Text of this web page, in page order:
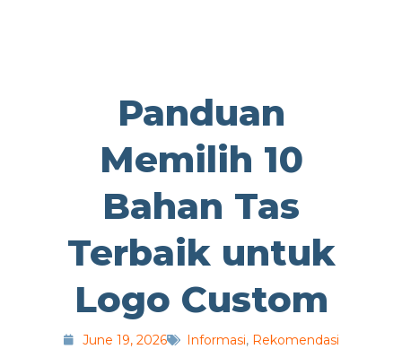
Panduan
Memilih 10
Bahan Tas
Terbaik untuk
Logo Custom
June 19, 2026 Informasi, Rekomendasi